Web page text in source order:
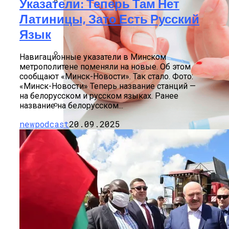
Узбекистан Хочет Собирать БелАЗы.
Лукашенко Пообещал «подставить
Плечо»
Финансовая Грамотность: Как
Откладывать Сбережения
Почем «переобуться»? Разобрались
С Новыми Ценами На Зимнюю Резину
249 Пользователей Из 250 Возможных.
Viber Изучил, Как Белорусы Применяют
Групповые Чаты
Научное Объяснение Через Сколько
Дней Человек Умрет Без Сна
Какие Болезни Люди Провоцируют
Сами Себе Вредными Привычками, И
Чем Это Опасно
Указатели: Теперь Там Нет
Латиницы, Зато Есть Русский
Язык
Навигационные указатели в Минском
метрополитене поменяли на новые. Об этом
сообщают «Минск-Новости». Так стало. Фото:
«Минск-Новости» Теперь название станций —
на белорусском и русском языках. Ранее
название на белорусском...
newpodcast20.09.2025